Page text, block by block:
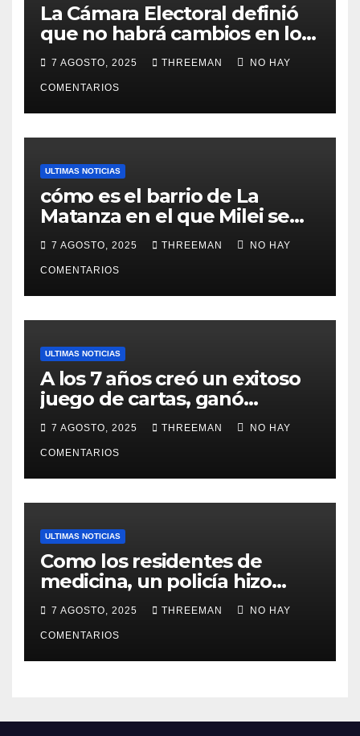
La Cámara Electoral definió
que no habrá cambios en los
lugares de votación en La
Matanza
7 AGOSTO, 2025 THREEMAN NO HAY
COMENTARIOS
ULTIMAS NOTICIAS
cómo es el barrio de La
Matanza en el que Milei se
sacó la foto de lanzamiento
de campaña en provincia de
Buenos Aires
7 AGOSTO, 2025 THREEMAN NO HAY
COMENTARIOS
ULTIMAS NOTICIAS
A los 7 años creó un exitoso
juego de cartas, ganó
millones y ahora vendió la
idea para cumplir su sueño
7 AGOSTO, 2025 THREEMAN NO HAY
COMENTARIOS
ULTIMAS NOTICIAS
Como los residentes de
medicina, un policía hizo
trampa en un examen para
obtener un ascenso en Santa
Fe y fue suspendido
7 AGOSTO, 2025 THREEMAN NO HAY
COMENTARIOS